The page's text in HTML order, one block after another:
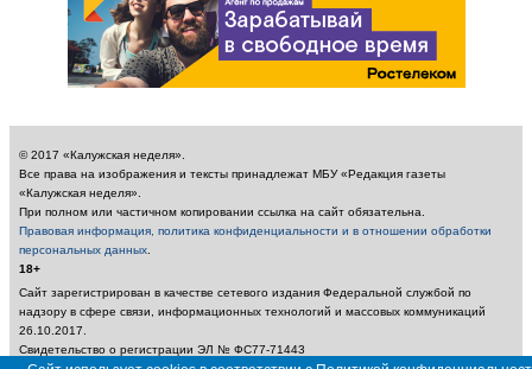
© 2017 «Калужская неделя».
Все права на изображения и тексты принадлежат МБУ «Редакция газеты
«Калужская неделя».
При полном или частичном копировании ссылка на сайт обязательна.
Правовая информация, политика конфиденциальности и в отношении обработки
персональных данных
18+
Сайт зарегистрирован в качестве сетевого издания Федеральной службой по
надзору в сфере связи, информационных технологий и массовых коммуникаций
26.10.2017.
Свидетельство о регистрации ЭЛ № ФС77-71443